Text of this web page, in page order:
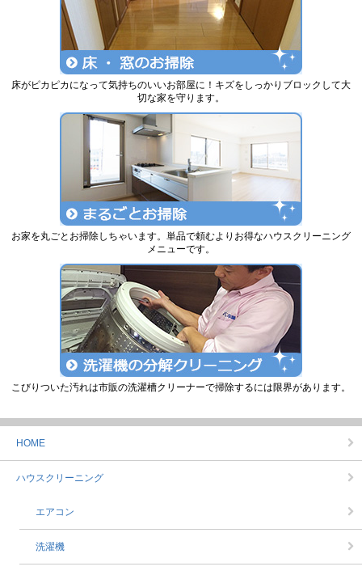
床がピカピカになって気持ちのいいお部屋に！キズをしっかりブロックして大
切な家を守ります。
お家を丸ごとお掃除しちゃいます。単品で頼むよりお得なハウスクリーニング
メニューです。
こびりついた汚れは市販の洗濯槽クリーナーで掃除するには限界があります。
HOME
ハウスクリーニング
エアコン
洗濯機